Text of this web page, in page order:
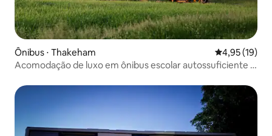
Ônibus ⋅ Thakeham 4,95 de uma
4,95 (19)
Acomodação de luxo em ônibus escolar autossuficiente |